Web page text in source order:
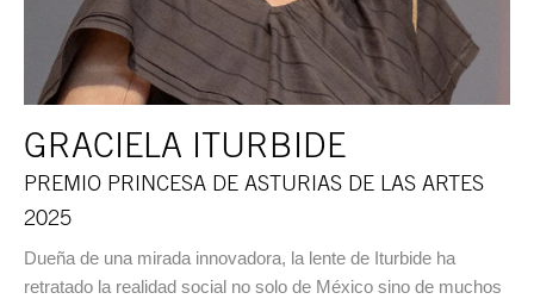
GRACIELA ITURBIDE
PREMIO PRINCESA DE ASTURIAS DE LAS ARTES
2025
Dueña de una mirada innovadora, la lente de Iturbide ha
retratado la realidad social no solo de México sino de muchos